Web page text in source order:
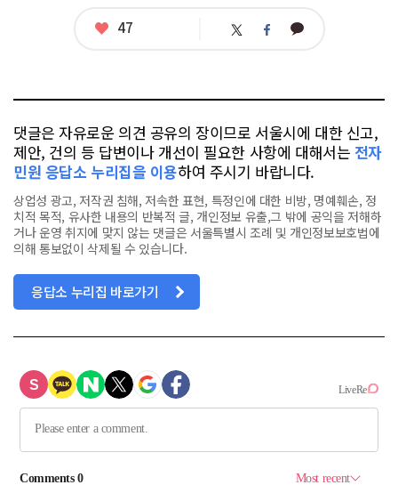
좋
47 트 페 카
댓글은 자유로운 의견 공유의 장이므로 서울시에 대한 신고,
제안, 건의 등 답변이나 개선이 필요한 사항에 대해서는 전자
민원 응답소 누리집을 이용하여 주시기 바랍니다.
상업성 광고, 저작권 침해, 저속한 표현, 특정인에 대한 비방, 명예훼손, 정
치적 목적, 유사한 내용의 반복적 글, 개인정보 유출,그 밖에 공익을 저해하
거나 운영 취지에 맞지 않는 댓글은 서울특별시 조례 및 개인정보보호법에
의해 통보없이 삭제될 수 있습니다.
응답소 누리집 바로가기